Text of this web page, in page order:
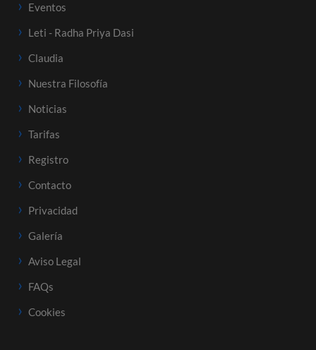
Eventos
Leti - Radha Priya Dasi
Claudia
Nuestra Filosofía
Noticias
Tarifas
Registro
Contacto
Privacidad
Galería
Aviso Legal
FAQs
Cookies